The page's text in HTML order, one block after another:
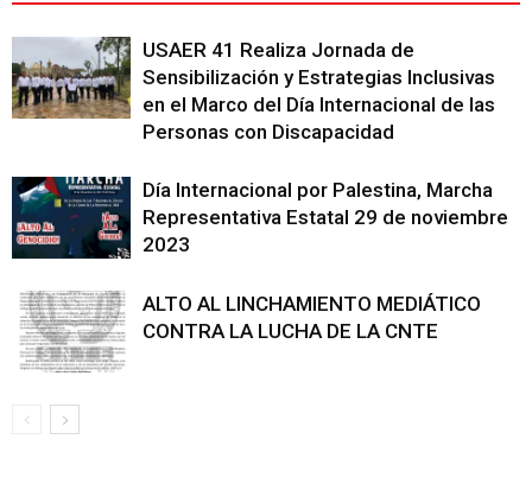
USAER 41 Realiza Jornada de
Sensibilización y Estrategias Inclusivas
en el Marco del Día Internacional de las
Personas con Discapacidad
Día Internacional por Palestina, Marcha
Representativa Estatal 29 de noviembre
2023
ALTO AL LINCHAMIENTO MEDIÁTICO
CONTRA LA LUCHA DE LA CNTE